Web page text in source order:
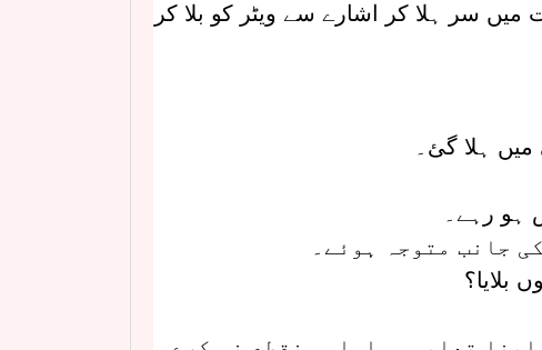
میں سر ہلا کر اشارے سے ویٹر کو بلا کر
ہلا گئ۔
ہو رہے۔
جانب متوجہ ہوئے۔
بلایا؟